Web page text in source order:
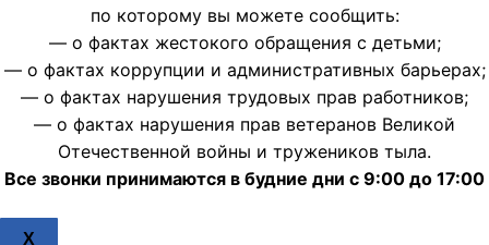
по которому вы можете сообщить:
— о фактах жестокого обращения с детьми;
— о фактах коррупции и административных барьерах;
— о фактах нарушения трудовых прав работников;
— о фактах нарушения прав ветеранов Великой
Отечественной войны и тружеников тыла.
Все звонки принимаются в будние дни с 9:00 до 17:00
X